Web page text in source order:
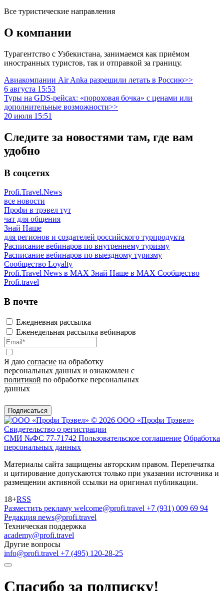
Все туристические направления
О компании
Турагентство с Узбекистана, занимаемся как приёмом
иностранных туристов, так и отправкой за границу.
Авиакомпании Air Anka разрешили летать в Россию>>
6 августа 15:53
Туры на GDS-рейсах: «пороховая бочка» с ценами или
дополнительные возможности>>
20 июля 15:51
Следите за новостями там, где вам
удобно
В соцсетях
Profi.Travel.News
все новости
Профи в трэвел тут
чат для общения
Знай Наше
для регионов и создателей российского турпродукта
Расписание вебинаров по внутреннему туризму
Расписание вебинаров по выездному туризму
Сообщество Loyalty
Profi.Travel News в MAX Знай Наше в MAX Сообщество
Profi.travel
В почте
Ежедневная рассылка
Еженедельная рассылка вебинаров
Я даю согласие на обработку
персональных данных и ознакомлен с
политикой по обработке персональных
данных
Подписаться
© 2026 ООО «Профи Трэвeл»
Свидетельство о регистрации
СМИ №ФС 77-71742 Пользовательское соглашение Обработка
персональных данных
Материалы сайта защищены авторским правом. Перепечатка
и цитирование допускаются только при указании источника и
размещении активной ссылки на оригинал публикации.
18+RSS
Разместить рекламу welcome@profi.travel +7 (931) 009 69 94
Редакция news@profi.travel
Техническая поддержка
academy@profi.travel
Другие вопросы
info@profi.travel +7 (495) 120-28-25
Спасибо за подписку!